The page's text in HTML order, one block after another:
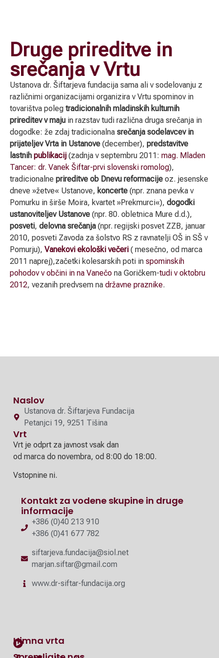
Druge prireditve in
srečanja v Vrtu
Ustanova dr. Šiftarjeva fundacija sama ali v sodelovanju z
različnimi organizacijami organizira v Vrtu spominov in
tovarištva poleg tradicionalnih mladinskih kulturnih
prireditev v maju in razstav tudi različna druga srečanja in
dogodke: že zdaj tradicionalna srečanja sodelavcev in
prijateljev Vrta in Ustanove (december), predstavitve
lastnih publikacij (zadnja v septembru 2011: mag. Mladen
Tancer: dr. Vanek Šiftar-prvi slovenski romolog),
tradicionalne prireditve ob Dnevu reformacije oz. jesenske
dneve »žetve« Ustanove, koncerte (npr. znana pevka v
Pomurku in širše Moira, kvartet »Prekmurci«), dogodki
ustanoviteljev Ustanove (npr. 80. obletnica Mure d.d.),
posveti, delovna srečanja (npr. regijski posvet ZZB, januar
2010, posveti Zavoda za šolstvo RS z ravnatelji OŠ in SŠ v
Pomurju), Vanekovi ekološki večeri ( mesečno, od marca
2011 naprej),začetki kolesarskih poti in spominskih
pohodov v občini in na Vanečo na Goričkem-tudi v oktobru
2012, vezanih predvsem na državne praznike.
Naslov
Ustanova dr. Šiftarjeva Fundacija
Petanjci 19, 9251 Tišina
Vrt
Vrt je odprt za javnost vsak dan
od marca do novembra, od 8:00 do 18:00.
Vstopnine ni.
Kontakt za vodene skupine in druge
informacije
+386 (0)40 213 910
+386 (0)41 677 782
siftarjeva.fundacija@siol.net
marjan.siftar@gmail.com
www.dr-siftar-fundacija.org
Himna vrta